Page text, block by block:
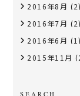
2016年8月 (2)
2016年7月 (2)
2016年6月 (1)
2015年11月
SEARCH